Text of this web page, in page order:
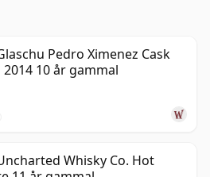
Pedro Ximenez Cask
10 år gammal
Whisky Co. Hot